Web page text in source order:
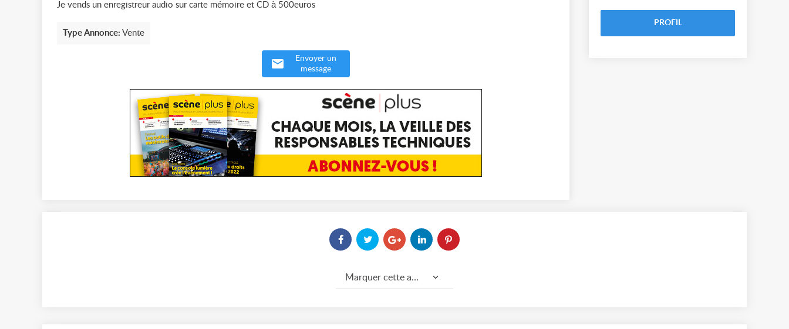
Je vends un enregistreur audio sur carte mémoire et CD à 500euros
Type Annonce: Vente
Envoyer un
message
PROFIL
Marquer cette annonce comme...